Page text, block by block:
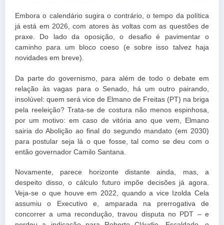
Embora o calendário sugira o contrário, o tempo da política
já está em 2026, com atores às voltas com as questões de
praxe. Do lado da oposição, o desafio é pavimentar o
caminho para um bloco coeso (e sobre isso talvez haja
novidades em breve).
Da parte do governismo, para além de todo o debate em
relação às vagas para o Senado, há um outro pairando,
insolúvel: quem será vice de Elmano de Freitas (PT) na briga
pela reeleição? Trata-se de costura não menos espinhosa,
por um motivo: em caso de vitória ano que vem, Elmano
sairia do Abolição ao final do segundo mandato (em 2030)
para postular seja lá o que fosse, tal como se deu com o
então governador Camilo Santana.
Novamente, parece horizonte distante ainda, mas, a
despeito disso, o cálculo futuro impõe decisões já agora.
Veja-se o que houve em 2022, quando a vice Izolda Cela
assumiu o Executivo e, amparada na prerrogativa de
concorrer a uma recondução, travou disputa no PDT – e